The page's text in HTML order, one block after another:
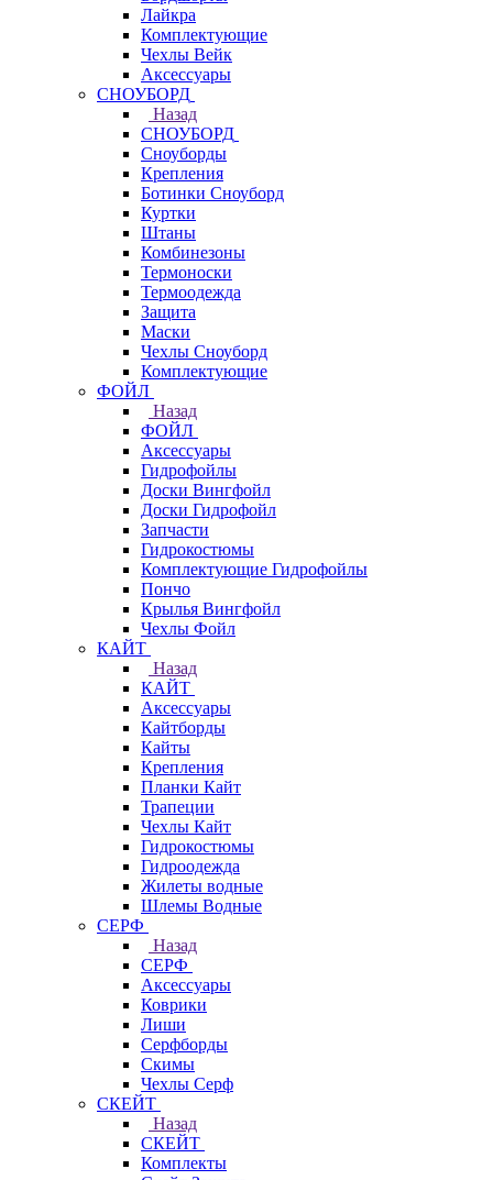
Лайкра
Комплектующие
Чехлы Вейк
Аксессуары
СНОУБОРД
Назад
СНОУБОРД
Сноуборды
Крепления
Ботинки Сноуборд
Куртки
Штаны
Комбинезоны
Термоноски
Термоодежда
Защита
Маски
Чехлы Сноуборд
Комплектующие
ФОЙЛ
Назад
ФОЙЛ
Аксессуары
Гидрофойлы
Доски Вингфойл
Доски Гидрофойл
Запчасти
Гидрокостюмы
Комплектующие Гидрофойлы
Пончо
Крылья Вингфойл
Чехлы Фойл
КАЙТ
Назад
КАЙТ
Аксессуары
Кайтборды
Кайты
Крепления
Планки Кайт
Трапеции
Чехлы Кайт
Гидрокостюмы
Гидроодежда
Жилеты водные
Шлемы Водные
СЕРФ
Назад
СЕРФ
Аксессуары
Коврики
Лиши
Серфборды
Скимы
Чехлы Cерф
СКЕЙТ
Назад
СКЕЙТ
Комплекты